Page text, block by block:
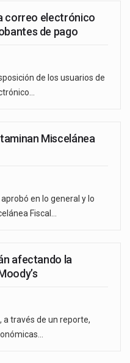
correo electrónico
de pago
de los usuarios de
Miscelánea
en lo general y lo
Fiscal…
afectando la
a través de un reporte,